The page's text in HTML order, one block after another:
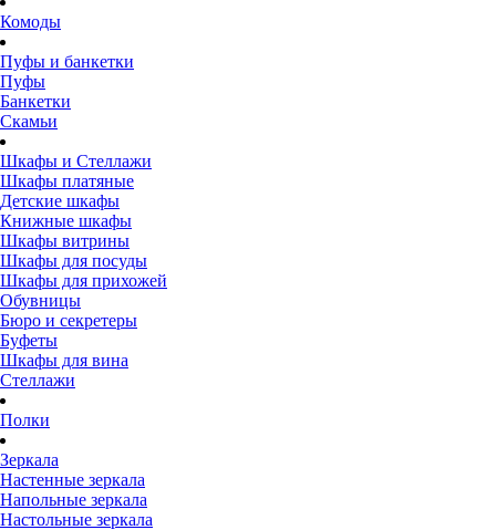
Комоды
Пуфы и банкетки
Пуфы
Банкетки
Скамьи
Шкафы и Стеллажи
Шкафы платяные
Детские шкафы
Книжные шкафы
Шкафы витрины
Шкафы для посуды
Шкафы для прихожей
Обувницы
Бюро и секретеры
Буфеты
Шкафы для вина
Стеллажи
Полки
Зеркала
Настенные зеркала
Напольные зеркала
Настольные зеркала